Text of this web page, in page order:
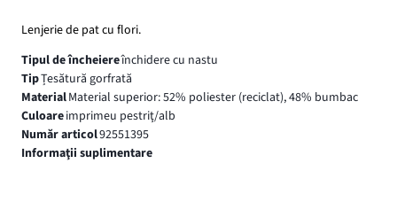
Lenjerie de pat cu flori.
Tipul de încheiereînchidere cu nastu
TipȚesătură gorfrată
MaterialMaterial superior: 52% poliester (reciclat), 48% bumbac
Culoareimprimeu pestriţ/alb
Număr articol92551395
Informaţii suplimentare